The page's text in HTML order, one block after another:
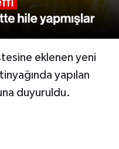
eklenen yeni
yapılan
duyuruldu.